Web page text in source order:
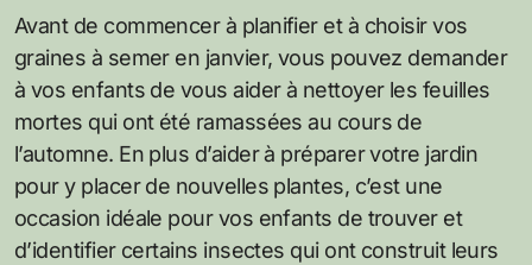
Avant de commencer à planifier et à choisir vos
graines à semer en janvier, vous pouvez demander
à vos enfants de vous aider à nettoyer les feuilles
mortes qui ont été ramassées au cours de
l’automne. En plus d’aider à préparer votre jardin
pour y placer de nouvelles plantes, c’est une
occasion idéale pour vos enfants de trouver et
d’identifier certains insectes qui ont construit leurs